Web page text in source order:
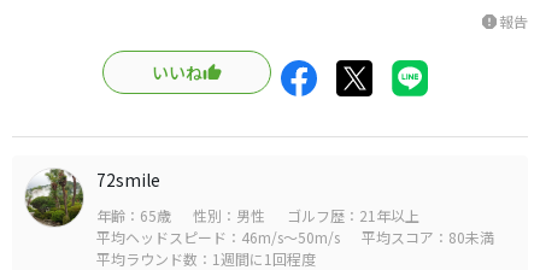
report報告
いいね
72smile
年齢：65歳 性別：男性
ゴルフ歴：21年以上
平均ヘッドスピード：46m/s～50m/s
平均スコア：80未満
平均ラウンド数：1週間に1回程度